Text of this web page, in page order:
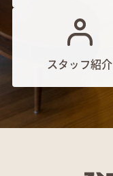
スタッフ紹介